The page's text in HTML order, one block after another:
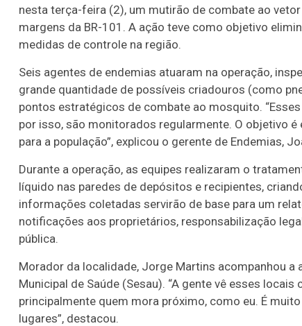
nesta terça-feira (2), um mutirão de combate ao
margens da BR-101. A ação teve como objetivo
medidas de controle na região.
Seis agentes de endemias atuaram na operação,
grande quantidade de possíveis criadouros (como
pontos estratégicos de combate ao mosquito.
por isso, são monitorados regularmente. O objetivo
para a população”, explicou o gerente de Endemias,
Durante a operação, as equipes realizaram o
líquido nas paredes de depósitos e recipientes,
informações coletadas servirão de base para um
notificações aos proprietários, responsabilização
pública.
Morador da localidade, Jorge Martins acompanhou
Municipal de Saúde (Sesau). “A gente vê esses
principalmente quem mora próximo, como eu. É
lugares”, destacou.